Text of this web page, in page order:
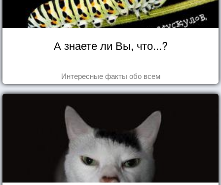
А знаете ли Вы, что...?
Интересные факты обо всем